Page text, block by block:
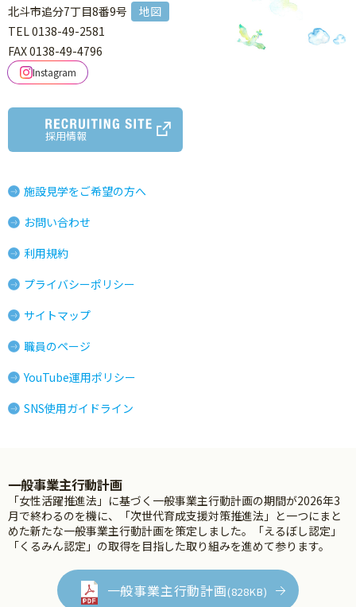
北斗市追分7丁目8番9号
地図
TEL 0138-49-2581
FAX 0138-49-4796
Instagram
採用情報
施設見学をご希望の方へ
お問い合わせ
利用規約
プライバシーポリシー
サイトマップ
職員のページ
YouTube運用ポリシー
SNS使用ガイドライン
一般事業主行動計画
「女性活躍推進法」に基づく一般事業主行動計画の期間が2026年3
月で終わるのを機に、「次世代育成支援対策推進法」と一つにまと
めた新たな一般事業主行動計画を策定しました。「えるぼし認定」
「くるみん認定」の取得を目指した取り組みを進めて参ります。
一般事業主行動計画(828KB)